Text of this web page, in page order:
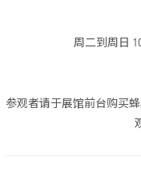
周二到周日
参观者请于展馆前台购买